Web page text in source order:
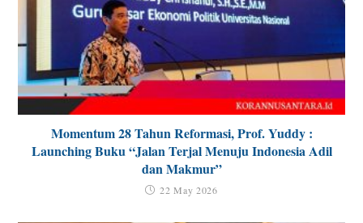
Momentum 28 Tahun Reformasi, Prof. Yuddy :
Launching Buku “Jalan Terjal Menuju Indonesia Adil
dan Makmur”
22 May 2026